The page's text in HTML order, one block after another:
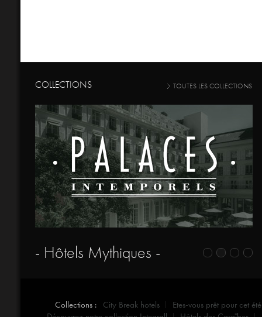
COLLECTIONS TOUTES LES COLLECTIONS
- Hôtels Mythiques -
Collections : City Break hotels
Etes-vous prêt pour cet été